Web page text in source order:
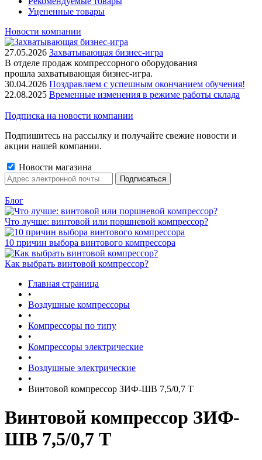
Уцененные товары
Новости компании
27.05.2026 Захватывающая бизнес-игра
В отделе продаж компрессорного оборудования
прошла захватывающая бизнес-игра.
30.04.2026 Поздравляем с успешным окончанием обучения!
22.08.2025 Временные изменения в режиме работы склада
Подписка на новости компании
Подпишитесь на рассылку и получайте свежие новости и
акции нашей компании.
Новости магазина
Блог
Что лучше: винтовой или поршневой компрессор?
10 причин выбора винтового компрессора
Как выбрать винтовой компрессор?
Главная страница
•
Воздушные компрессоры
•
Компрессоры по типу
•
Компрессоры электрические
•
Воздушные электрические
•
Винтовой компрессор ЗИФ-ШВ 7,5/0,7 Т
Винтовой компрессор ЗИФ-
ШВ 7,5/0,7 Т